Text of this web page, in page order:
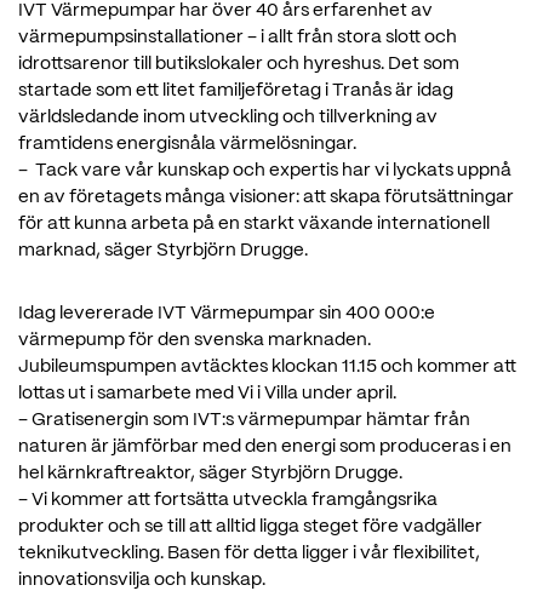
IVT Värmepumpar har över 40 års erfarenhet av
värmepumpsinstallationer – i allt från stora slott och
idrottsarenor till butikslokaler och hyreshus. Det som
startade som ett litet familjeföretag i Tranås är idag
världsledande inom utveckling och tillverkning av
framtidens energisnåla värmelösningar.
– Tack vare vår kunskap och expertis har vi lyckats uppnå
en av företagets många visioner: att skapa förutsättningar
för att kunna arbeta på en starkt växande internationell
marknad, säger Styrbjörn Drugge.
Idag levererade IVT Värmepumpar sin 400 000:e
värmepump för den svenska marknaden.
Jubileumspumpen avtäcktes klockan 11.15 och kommer att
lottas ut i samarbete med Vi i Villa under april.
– Gratisenergin som IVT:s värmepumpar hämtar från
naturen är jämförbar med den energi som produceras i en
hel kärnkraftreaktor, säger Styrbjörn Drugge.
– Vi kommer att fortsätta utveckla framgångsrika
produkter och se till att alltid ligga steget före vadgäller
teknikutveckling. Basen för detta ligger i vår flexibilitet,
innovationsvilja och kunskap.